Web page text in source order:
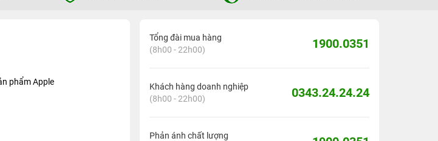
phẩm Apple
Tổng đài mua hàng
(8h00 - 22h00)
1900.0351
Khách hàng doanh nghiệp
(8h00 - 22h00)
0343.24.24.24
Phản ánh chất lượng